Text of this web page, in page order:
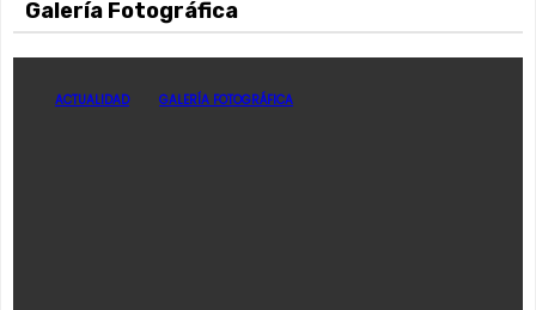
Galería Fotográfica
ACTUALIDAD GALERÍA FOTOGRÁFICA